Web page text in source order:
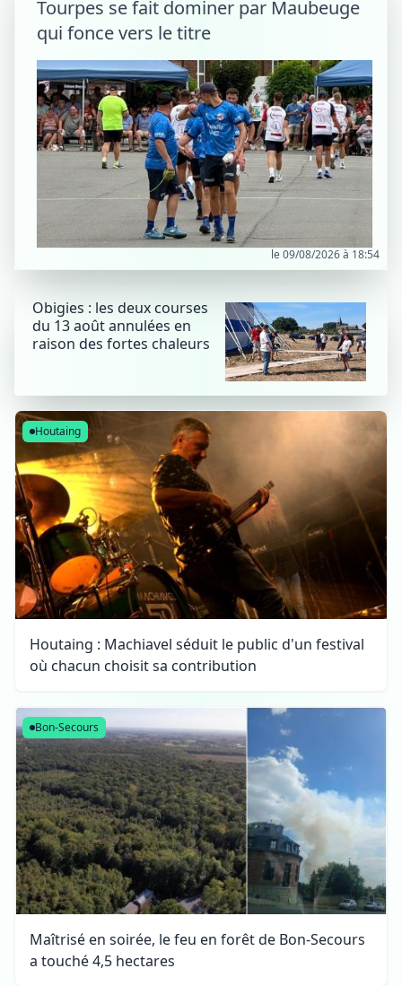
Tourpes se fait dominer par Maubeuge
qui fonce vers le titre
le 09/08/2026 à 18:54
Obigies : les deux courses
du 13 août annulées en
raison des fortes chaleurs
Houtaing
Houtaing : Machiavel séduit le public d'un festival
où chacun choisit sa contribution
Bon-Secours
Maîtrisé en soirée, le feu en forêt de Bon-Secours
a touché 4,5 hectares